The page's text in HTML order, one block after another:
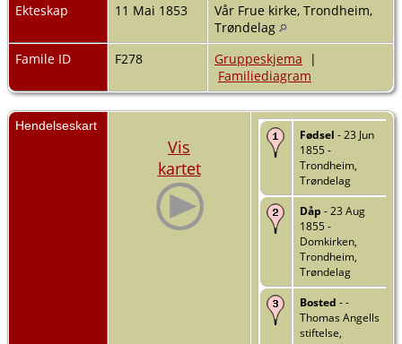
Ekteskap
11 Mai 1853
Vår Frue kirke, Trondheim,
Trøndelag
Famile ID
F278 Gruppeskjema |
Familiediagram
Hendelseskart
Vis
kartet
Fødsel - 23 Jun
1855 -
Trondheim,
Trøndelag
Dåp - 23 Aug
1855 -
Domkirken,
Trondheim,
Trøndelag
Bosted - -
Thomas Angells
stiftelse,